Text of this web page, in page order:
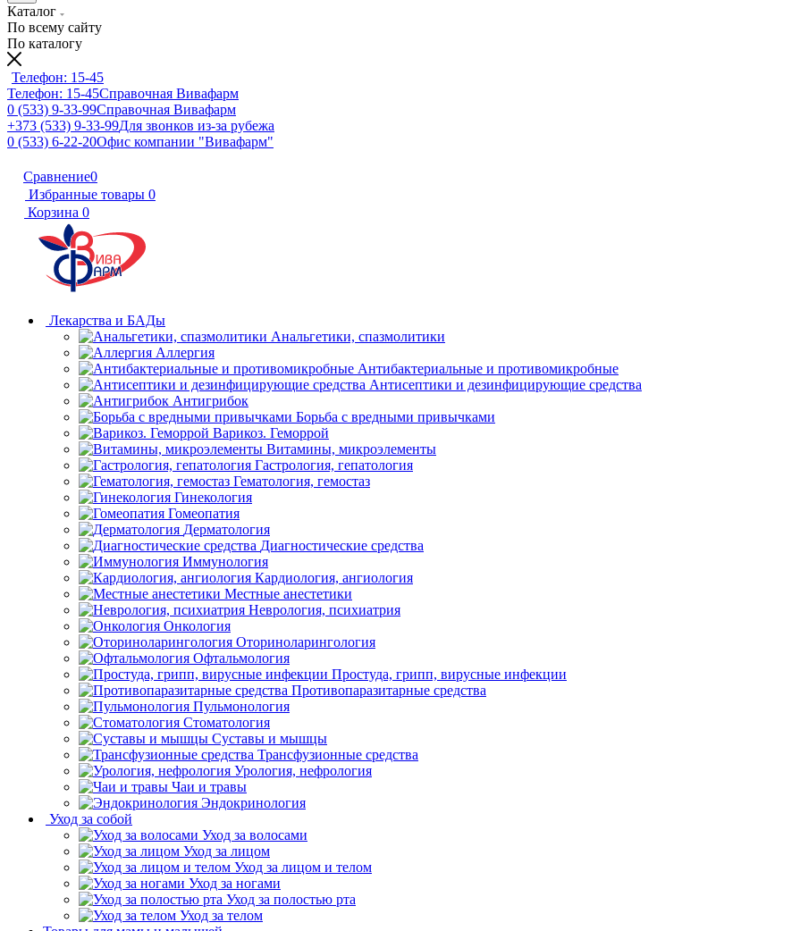
Каталог
По всему сайту
По каталогу
Телефон: 15-45
Телефон: 15-45Справочная Вивафарм
0 (533) 9-33-99Справочная Вивафарм
+373 (533) 9-33-99Для звонков из-за рубежа
0 (533) 6-22-20Офис компании "Вивафарм"
Сравнение0
Избранные товары 0
Корзина 0
Лекарства и БАДы
Анальгетики, спазмолитики
Аллергия
Антибактериальные и противомикробные
Антисептики и дезинфицирующие средства
Антигрибок
Борьба с вредными привычками
Варикоз. Геморрой
Витамины, микроэлементы
Гастрология, гепатология
Гематология, гемостаз
Гинекология
Гомеопатия
Дерматология
Диагностические средства
Иммунология
Кардиология, ангиология
Местные анестетики
Неврология, психиатрия
Онкология
Оториноларингология
Офтальмология
Простуда, грипп, вирусные инфекции
Противопаразитарные средства
Пульмонология
Стоматология
Суставы и мышцы
Трансфузионные средства
Урология, нефрология
Чаи и травы
Эндокринология
Уход за собой
Уход за волосами
Уход за лицом
Уход за лицом и телом
Уход за ногами
Уход за полостью рта
Уход за телом